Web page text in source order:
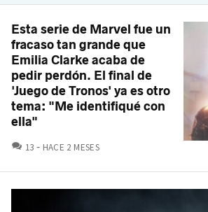
Esta serie de Marvel fue un
fracaso tan grande que
Emilia Clarke acaba de
pedir perdón. El final de
'Juego de Tronos' ya es otro
tema: "Me identifiqué con
ella"
13 COMENTARIOS
HACE 2 MESES